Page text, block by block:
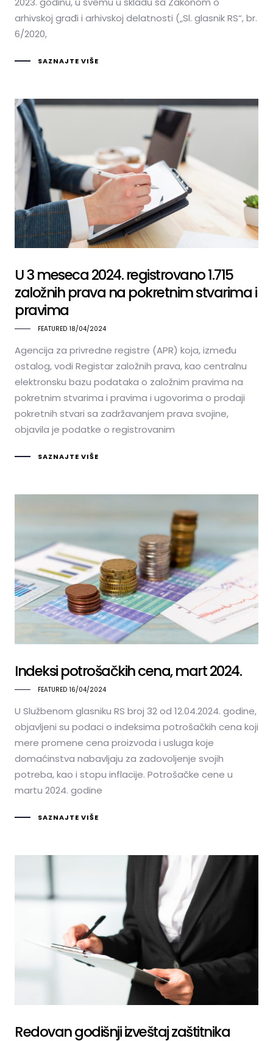
arhivskoj građi i arhivskoj delatnosti („Sl. glasnik RS“, br.
6/2020,
SAZNAJTE VIŠE
U 3 meseca 2024. registrovano 1.715
založnih prava na pokretnim stvarima i
pravima
FEATURED 18/04/2024
Agencija za privredne registre (APR) koja, između
ostalog, vodi Registar založnih prava, kao centralnu
elektronsku bazu podataka o založnim pravima na
pokretnim stvarima i pravima i ugovorima o prodaji
pokretnih stvari sa zadržavanjem prava svojine,
objavila je podatke o registrovanim
SAZNAJTE VIŠE
Indeksi potrošačkih cena, mart 2024.
FEATURED 16/04/2024
U Službenom glasniku RS broj 32 od 12.04.2024. godine,
objavljeni su podaci o indeksima potrošačkih cena koji
mere promene cena proizvoda i usluga koje
domaćinstva nabavljaju za zadovoljenje svojih
potreba, kao i stopu inflacije. Potrošačke cene u
martu 2024. godine
SAZNAJTE VIŠE
Redovan godišnji izveštaj zaštitnika